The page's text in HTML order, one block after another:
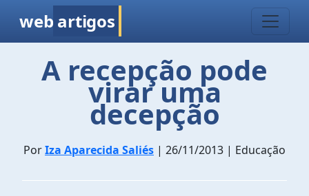
web artigos
A recepção pode
virar uma
decepção
PorIza Aparecida Saliés | 26/11/2013 | Educação